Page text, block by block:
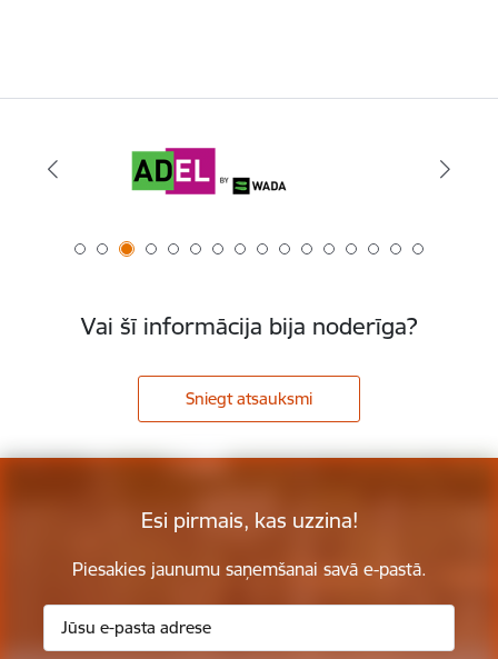
Vai šī informācija bija noderīga?
Sniegt atsauksmi
Esi pirmais, kas uzzina!
Piesakies jaunumu saņemšanai savā e-pastā.